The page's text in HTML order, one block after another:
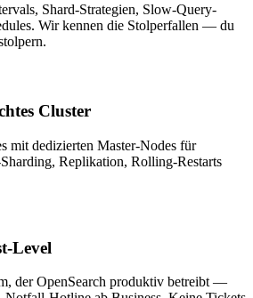
Shard-Strategien, Slow-Query-
Wir kennen die Stolperfallen — du
Cluster
mit dedizierten Master-Nodes für
Replikation, Rolling-Restarts
Level
der OpenSearch produktiv betreibt —